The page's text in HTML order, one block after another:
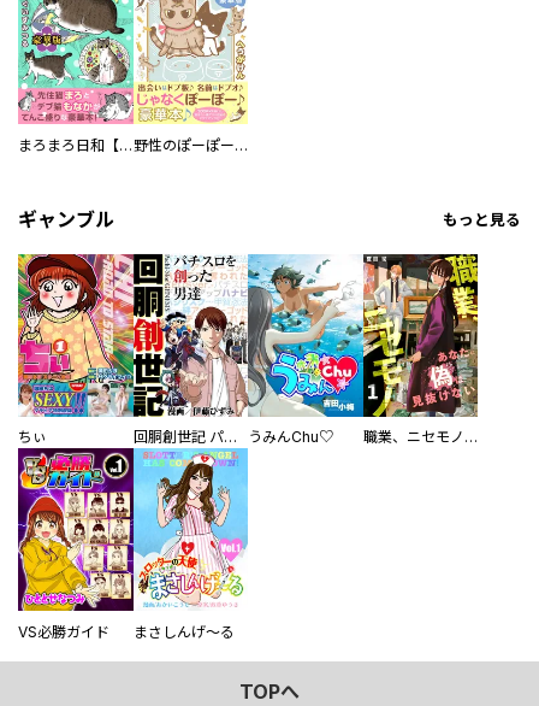
まろまろ日和【豪華版】 野性のぽーぽー【豪華版】
ギャンブル もっと見る
ちぃ 回胴創世記 パチスロを創った男達 うみんChu♡ 職業、ニセモノ～あなたに偽は見抜けない【電子単行本版】
VS必勝ガイド まさしんげ～る
TOPへ